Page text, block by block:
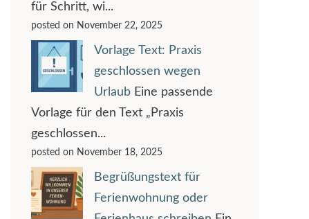
für Schritt, wi...
posted on November 22, 2025
Vorlage Text: Praxis
geschlossen wegen
Urlaub Eine passende
Vorlage für den Text „Praxis
geschlossen...
posted on November 18, 2025
Begrüßungstext für
Ferienwohnung oder